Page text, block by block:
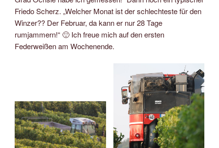
Friedo Scherz. „Welcher Monat ist der schlechteste für den
Winzer?? Der Februar, da kann er nur 28 Tage
rumjammern!“ 🙂 Ich freue mich auf den ersten
Federweißen am Wochenende.